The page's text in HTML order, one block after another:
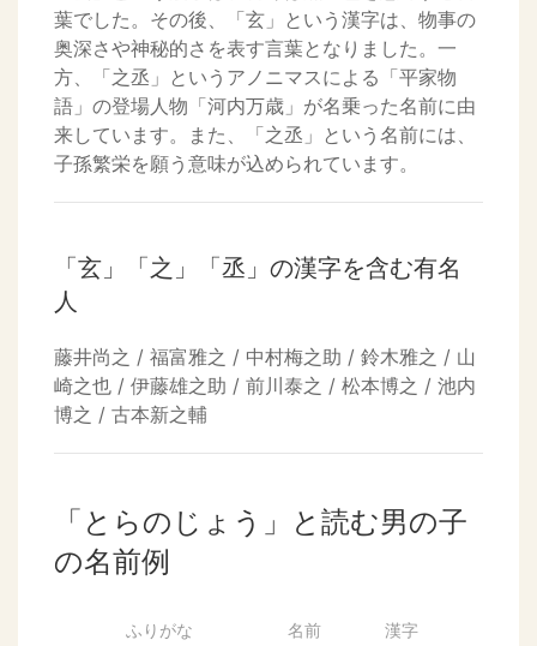
葉でした。その後、「玄」という漢字は、物事の
奥深さや神秘的さを表す言葉となりました。一
方、「之丞」というアノニマスによる「平家物
語」の登場人物「河内万歳」が名乗った名前に由
来しています。また、「之丞」という名前には、
子孫繁栄を願う意味が込められています。
「玄」「之」「丞」の漢字を含む有名
人
藤井尚之 / 福富雅之 / 中村梅之助 / 鈴木雅之 / 山
崎之也 / 伊藤雄之助 / 前川泰之 / 松本博之 / 池内
博之 / 古本新之輔
「とらのじょう」と読む男の子
の名前例
ふりがな 名前 漢字